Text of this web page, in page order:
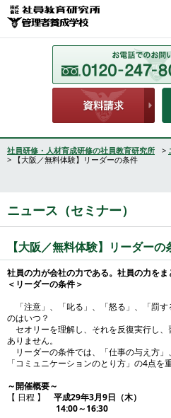
社員研修・人材育成研修の社員教育研究所 >
> 【大阪／無料体験】リーダーの条件
ニュース（セミナー）
【大阪／無料体験】リーダーの
社員の力が会社の力である。社員の力をま
＜リーダーの条件＞
「注意」、「叱る」、「怒る」、「罰
のはいつ？
セオリーを理解し、それを反復実行し
ありません。
リーダーの条件では、「仕事の与え方」
「コミュニケーションのとり方」の4点を
～開催概要～
【 日程 】 平成29年3月9日（木）
14:00～16:30